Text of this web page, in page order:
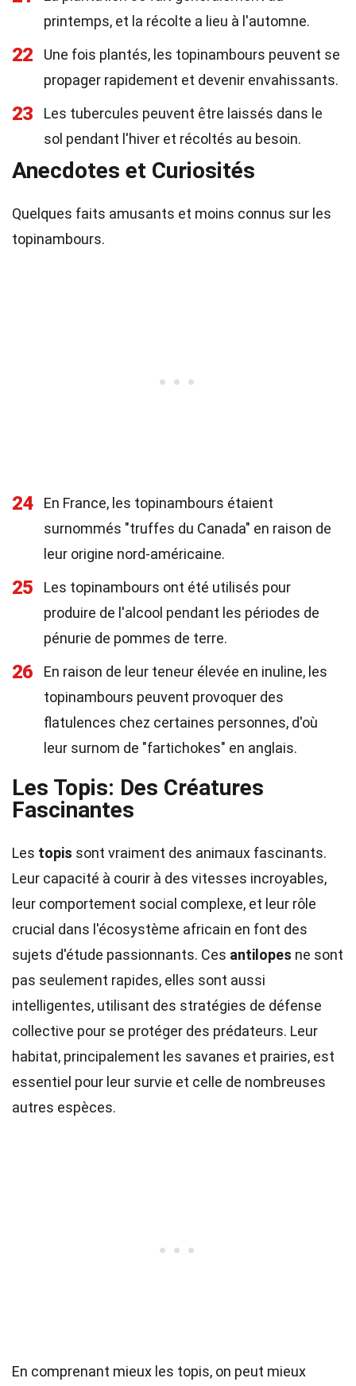
printemps, et la récolte a lieu à l'automne.
22
Une fois plantés, les topinambours peuvent se
propager rapidement et devenir envahissants.
23
Les tubercules peuvent être laissés dans le
sol pendant l'hiver et récoltés au besoin.
Anecdotes et Curiosités
Quelques faits amusants et moins connus sur les
topinambours.
24
En France, les topinambours étaient
surnommés "truffes du Canada" en raison de
leur origine nord-américaine.
25
Les topinambours ont été utilisés pour
produire de l'alcool pendant les périodes de
pénurie de pommes de terre.
26
En raison de leur teneur élevée en inuline, les
topinambours peuvent provoquer des
flatulences chez certaines personnes, d'où
leur surnom de "fartichokes" en anglais.
Les Topis: Des Créatures
Fascinantes
Les topis sont vraiment des animaux fascinants.
Leur capacité à courir à des vitesses incroyables,
leur comportement social complexe, et leur rôle
crucial dans l'écosystème africain en font des
sujets d'étude passionnants. Ces antilopes ne sont
pas seulement rapides, elles sont aussi
intelligentes, utilisant des stratégies de défense
collective pour se protéger des prédateurs. Leur
habitat, principalement les savanes et prairies, est
essentiel pour leur survie et celle de nombreuses
autres espèces.
En comprenant mieux les topis, on peut mieux